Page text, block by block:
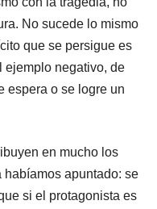
No sucede lo mismo
que se persigue es
ejemplo negativo, de
espera o se logre un
en mucho los
habíamos apuntado: se
si el protagonista es